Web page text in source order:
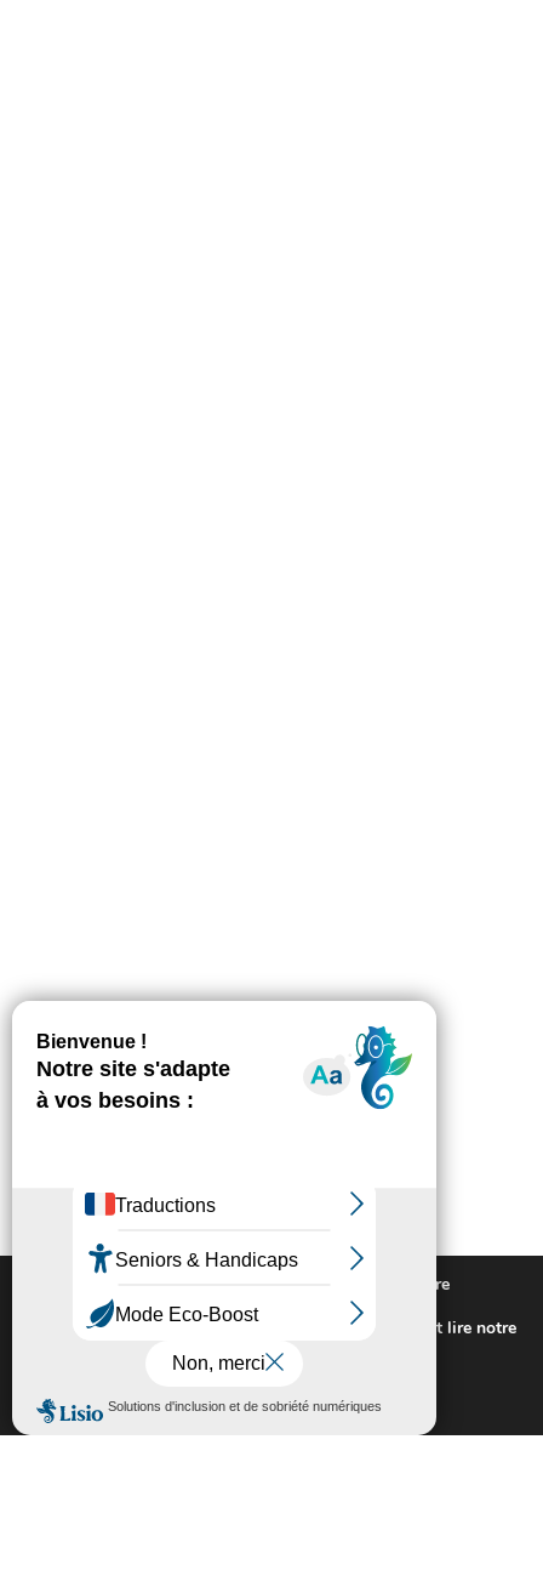
Nous utilisons des cookies pour vous offrir la meilleure
expérience sur notre site.
Pour connaitre les cookies utilisés ou les désactiver et lire notre
politique de confidentialité,
cliquez-ici
Accepter